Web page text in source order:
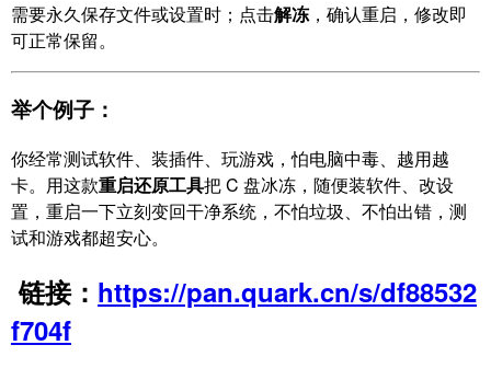
需要永久保存文件或设置时；点击解冻，确认重启，修改即
可正常保留。
举个例子：
你经常测试软件、装插件、玩游戏，怕电脑中毒、越用越
卡。用这款重启还原工具把 C 盘冰冻，随便装软件、改设
置，重启一下立刻变回干净系统，不怕垃圾、不怕出错，测
试和游戏都超安心。
链接： https://pan.quark.cn/s/df88532
f704f